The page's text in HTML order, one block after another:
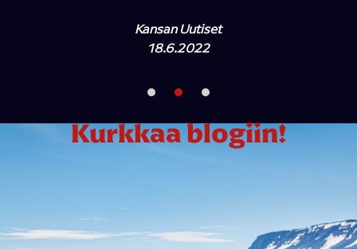
Kansan Uutiset
18.6.2022
Kurkkaa blogiin!